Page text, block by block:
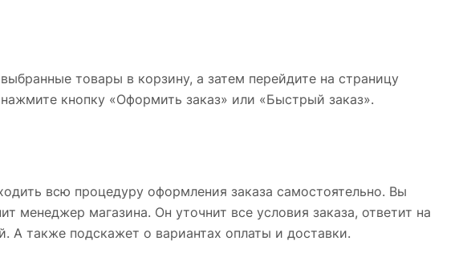
товары в корзину, а затем перейдите на страницу
кнопку «Оформить заказ» или «Быстрый заказ».
всю процедуру оформления заказа самостоятельно. Вы
менеджер магазина. Он уточнит все условия заказа, ответит на
А также подскажет о вариантах оплаты и доставки.